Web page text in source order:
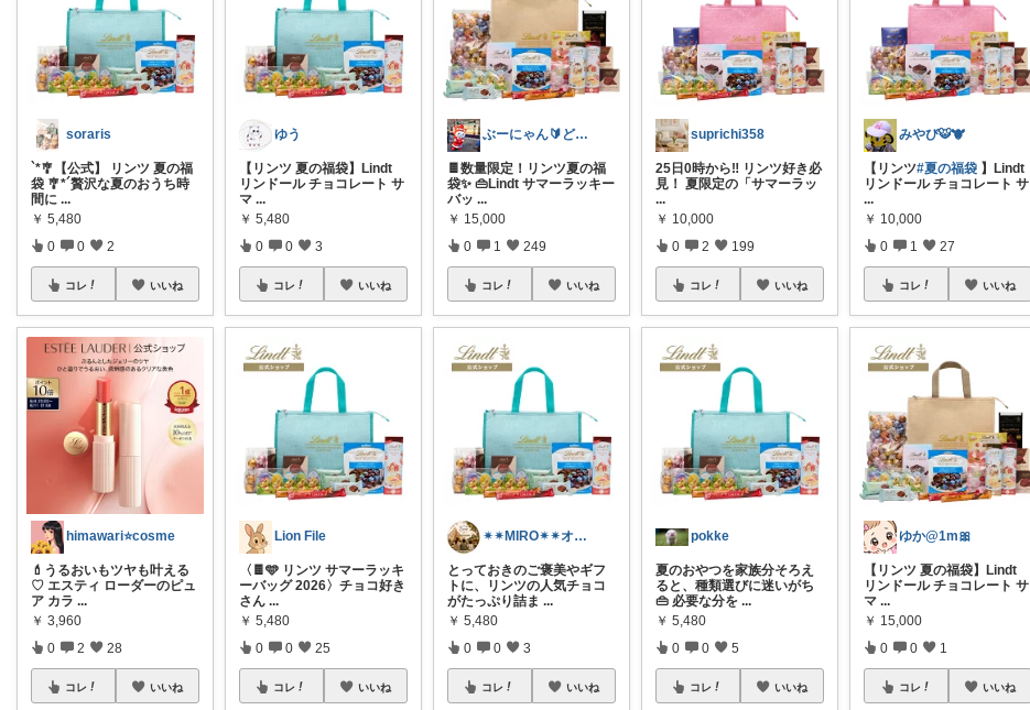
soraris
`*🎐【公式】 リンツ 夏の福
袋 🎐*´贅沢な夏のおうち時
間に ...
￥ 5,480
0 0 2
コレ いいね
himawari⭐cosme
💄うるおいもツヤも叶える
♡ エスティ ローダーのピュ
ア カラ ...
￥ 3,960
0 2 28
コレ いいね
ゆう
【リンツ 夏の福袋】Lindt
リンドール チョコレート サ
マ ...
￥ 5,480
0 0 3
コレ いいね
Lion File
〈🍫🩵 リンツ サマーラッキ
ーバッグ 2026〉チョコ好き
さん ...
￥ 5,480
0 0 25
コレ いいね
ぶーにゃん🔰どうしたら売れるかな😭
🍫数量限定！リンツ夏の福
袋✨ 👜Lindt サマーラッキー
バッ ...
￥ 15,000
0 1 249
コレ いいね
✴︎✴︎MIRO✴︎✴︎オススメroom
とっておきのご褒美やギフ
トに、リンツの人気チョコ
がたっぷり詰ま ...
￥ 5,480
0 0 3
コレ いいね
suprichi358
25日0時から‼️ リンツ好き必
見！ 夏限定の「サマーラッ
...
￥ 10,000
0 2 199
コレ いいね
pokke
夏のおやつを家族分そろえ
ると、種類選びに迷いがち
👜 必要な分を ...
￥ 5,480
0 0 5
コレ いいね
みやび🐯🐮
【リンツ#夏の福袋 】Lindt
リンドール チョコレート サ
...
￥ 10,000
0 1 27
コレ いいね
ゆか@1m🎀
【リンツ 夏の福袋】Lindt
リンドール チョコレート サ
マ ...
￥ 15,000
0 0 1
コレ いいね